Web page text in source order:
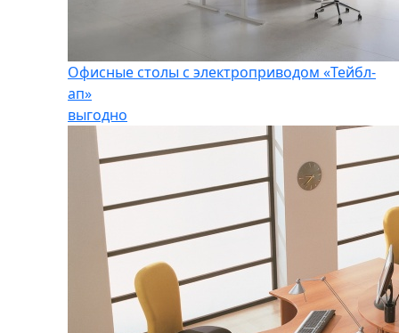
Офисные столы с электроприводом «Тейбл-
ап»
выгодно